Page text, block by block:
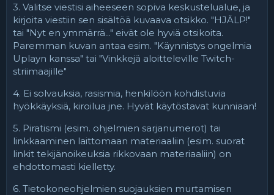
3. Valitse viestisi aiheeseen sopiva keskustelualue, ja
kirjoita viestiin sen sisältöä kuvaava otsikko. "HJÄLP!"
tai "Nyt en ymmärrä..." eivät ole hyviä otsikoita.
Paremman kuvan antaa esim. "Käynnistys ongelmia
Uplayn kanssa" tai "Vinkkejä aloitteleville Twitch-
striimaajille"
4. Ei solvauksia, rasismia, henkilöön kohdistuvia
hyökkäyksiä, kiroilua jne. Hyvät käytöstavat kunniaan!
5. Piratismi (esim. ohjelmien sarjanumerot) tai
linkkaaminen laittomaan materiaaliin (esim. suorat
linkit tekijänoikeuksia rikkovaan materiaaliin) on
ehdottomasti kielletty.
6. Tietokoneohjelmien suojauksien murtamisen